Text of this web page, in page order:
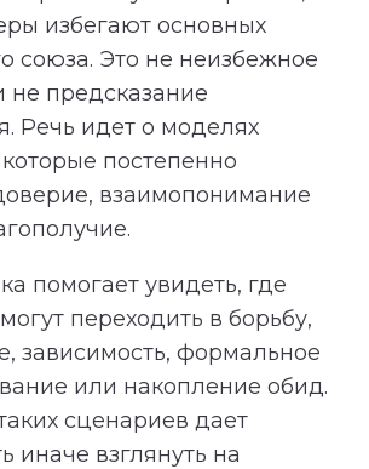
избегают основных
союза. Это не неизбежное
не предсказание
Речь идет о моделях
постепенно
взаимопонимание
помогает увидеть, где
переходить в борьбу,
зависимость, формальное
или накопление обид.
сценариев дает
иначе взглянуть на